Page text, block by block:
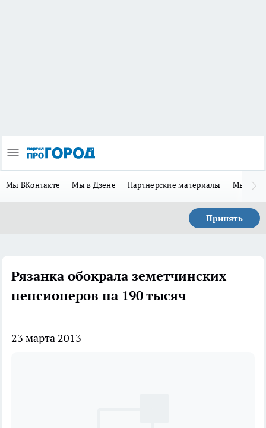
Мы ВКонтакте Мы в Дзене Партнерские материалы Мы в
Принять
Рязанка обокрала земетчинских
пенсионеров на 190 тысяч
23 марта 2013